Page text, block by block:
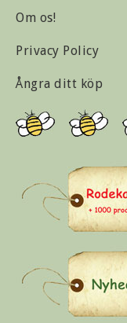
Om os!
Privacy Policy
Ångra ditt köp